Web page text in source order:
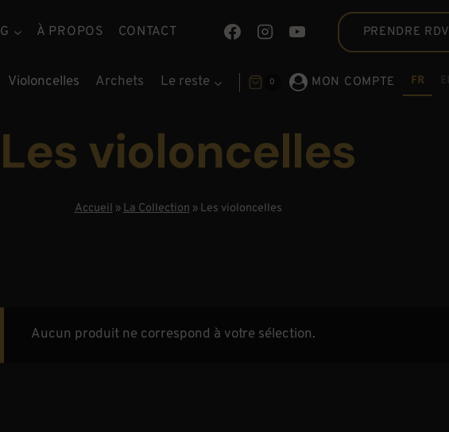
À PROPOS CONTACT PRENDRE RDV
Violoncelles Archets Le reste 0 MON COMPTE FR
Les violoncelles
Accueil » La Collection » Les violoncelles
Aucun produit ne correspond à votre sélection.